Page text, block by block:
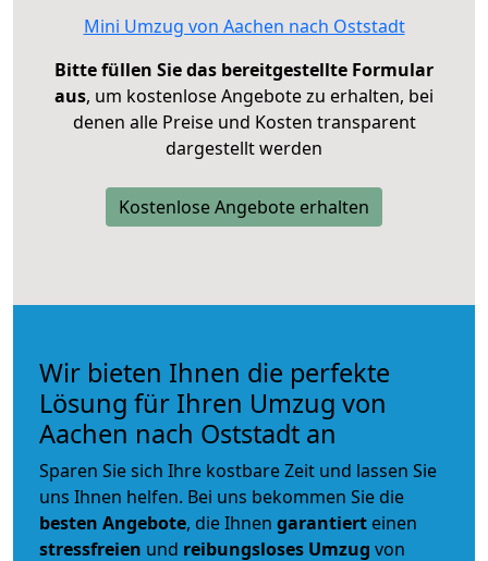
Mini Umzug von Aachen nach Oststadt
Bitte füllen Sie das bereitgestellte Formular
aus, um kostenlose Angebote zu erhalten, bei
denen alle Preise und Kosten transparent
dargestellt werden
Kostenlose Angebote erhalten
Wir bieten Ihnen die perfekte
Lösung für Ihren Umzug von
Aachen nach Oststadt an
Sparen Sie sich Ihre kostbare Zeit und lassen Sie
uns Ihnen helfen. Bei uns bekommen Sie die
besten Angebote, die Ihnen garantiert einen
stressfreien und reibungsloses Umzug von